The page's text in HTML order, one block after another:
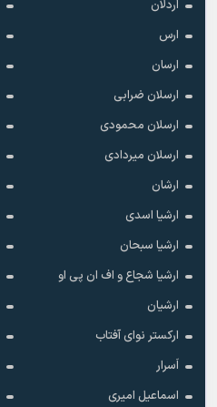
اردلان
ارس
ارسان
ارسلان ضرابی
ارسلان محمودی
ارسلان میردادی
ارشان
ارشیا اسدی
ارشیا سبحان
ارشیا شجاع و اف ان پی او
ارشیان
ارکستر نوای آفتاب
اَسرار
اسماعیل امیری